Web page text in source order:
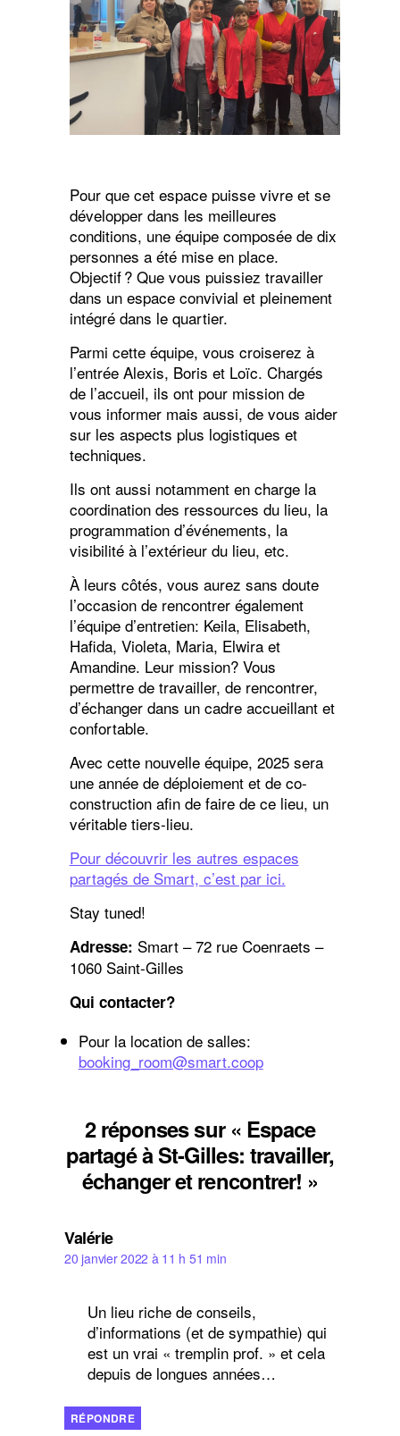
Pour que cet espace puisse vivre et se
développer dans les meilleures
conditions, une équipe composée de dix
personnes a été mise en place.
Objectif ? Que vous puissiez travailler
dans un espace convivial et pleinement
intégré dans le quartier.
Parmi cette équipe, vous croiserez à
l’entrée Alexis, Boris et Loïc. Chargés
de l’accueil, ils ont pour mission de
vous informer mais aussi, de vous aider
sur les aspects plus logistiques et
techniques.
Ils ont aussi notamment en charge la
coordination des ressources du lieu, la
programmation d’événements, la
visibilité à l’extérieur du lieu, etc.
À leurs côtés, vous aurez sans doute
l’occasion de rencontrer également
l’équipe d’entretien: Keila, Elisabeth,
Hafida, Violeta, Maria, Elwira et
Amandine. Leur mission? Vous
permettre de travailler, de rencontrer,
d’échanger dans un cadre accueillant et
confortable.
Avec cette nouvelle équipe, 2025 sera
une année de déploiement et de co-
construction afin de faire de ce lieu, un
véritable tiers-lieu.
Pour découvrir les autres espaces
partagés de Smart, c’est par ici.
Stay tuned!
Adresse: Smart – 72 rue Coenraets –
1060 Saint-Gilles
Qui contacter?
Pour la location de salles:
booking_room@smart.coop
2 réponses sur « Espace
partagé à St-Gilles: travailler,
échanger et rencontrer! »
Valériedit :
20 janvier 2022 à 11 h 51 min
Un lieu riche de conseils,
d’informations (et de sympathie) qui
est un vrai « tremplin prof. » et cela
depuis de longues années…
RÉPONDRE